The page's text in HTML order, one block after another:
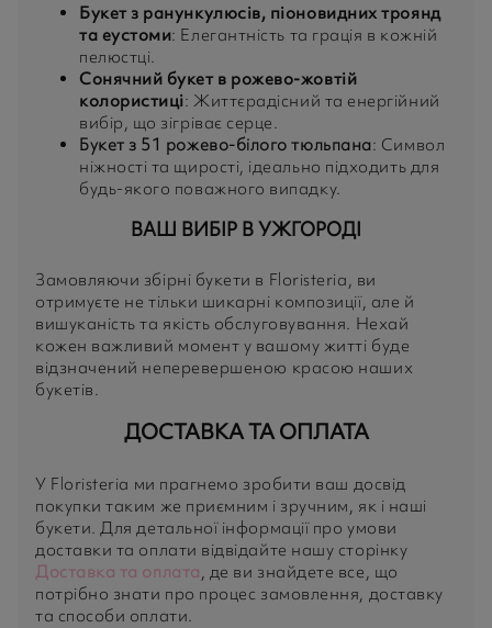
Букет з ранункулюсів, піоновидних троянд
та еустоми: Елегантність та грація в кожній
пелюстці.
Сонячний букет в рожево-жовтій
колористиці: Життєрадісний та енергійний
вибір, що зігріває серце.
Букет з 51 рожево-білого тюльпана: Символ
ніжності та щирості, ідеально підходить для
будь-якого поважного випадку.
ВАШ ВИБІР В УЖГОРОДІ
Замовляючи збірні букети в Floristeria, ви
отримуєте не тільки шикарні композиції, але й
вишуканість та якість обслуговування. Нехай
кожен важливий момент у вашому житті буде
відзначений неперевершеною красою наших
букетів.
ДОСТАВКА ТА ОПЛАТА
У Floristeria ми прагнемо зробити ваш досвід
покупки таким же приємним і зручним, як і наші
букети. Для детальної інформації про умови
доставки та оплати відвідайте нашу сторінку
Доставка та оплата, де ви знайдете все, що
потрібно знати про процес замовлення, доставку
та способи оплати.